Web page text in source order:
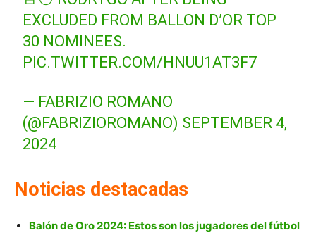
EXCLUDED FROM BALLON D’OR TOP
30 NOMINEES.
PIC.TWITTER.COM/HNUU1AT3F7
— FABRIZIO ROMANO
(@FABRIZIOROMANO) SEPTEMBER 4,
2024
Noticias destacadas
Balón de Oro 2024: Estos son los jugadores del fútbol